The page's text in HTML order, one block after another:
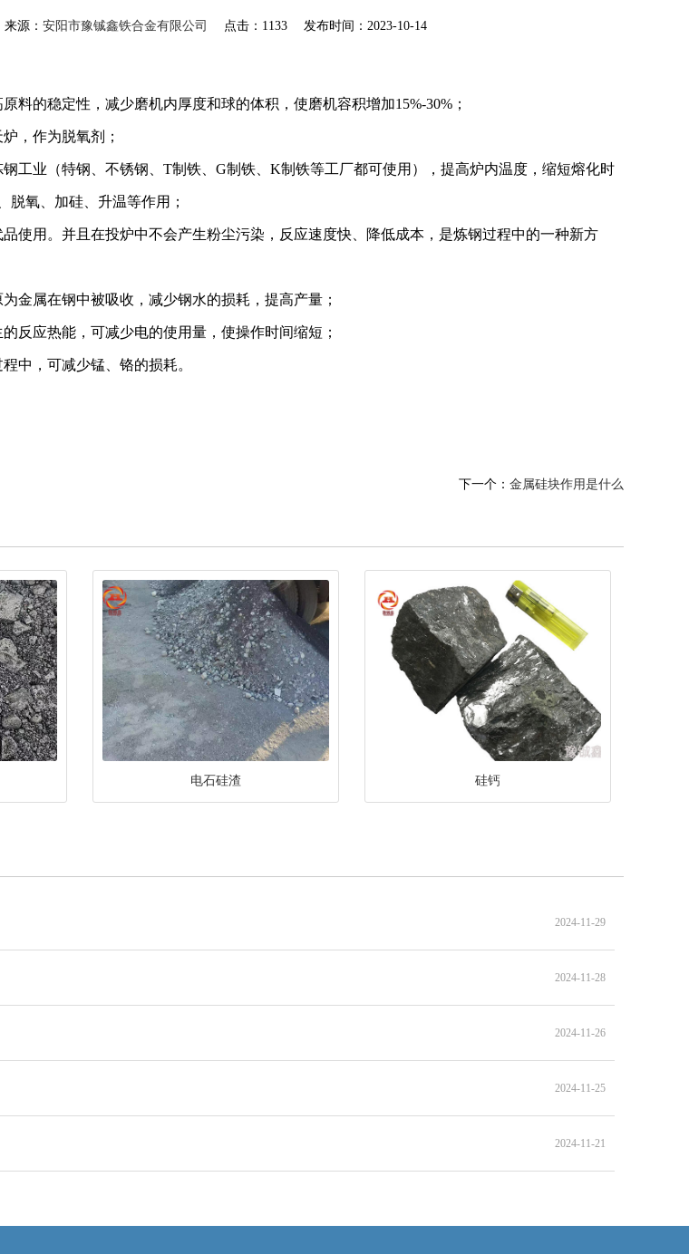
来源： 安阳市豫铖鑫铁合金有限公司 点击：1133 发布时间：2023-10-14
料的稳定性，减少磨机内厚度和球的体积，使磨机容积增加15%-30%；
，作为脱氧剂；
工业（特钢、不锈钢、T制铁、G制铁、K制铁等工厂都可使用），提高炉内温度，缩短熔化时
脱氧、加硅、升温等作用；
使用。并且在投炉中不会产生粉尘污染，反应速度快、降低成本，是炼钢过程中的一种新方
金属在钢中被吸收，减少钢水的损耗，提高产量；
反应热能，可减少电的使用量，使操作时间缩短；
中，可减少锰、铬的损耗。
下一个： 金属硅块作用是什么
电石硅渣 硅钙
2024-11-29
2024-11-28
2024-11-26
2024-11-25
2024-11-21